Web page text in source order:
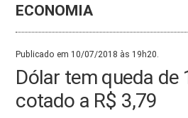
ECONOMIA
Publicado em 10/07/2018 às 19h20.
Dólar tem queda de
cotado a R$ 3,79